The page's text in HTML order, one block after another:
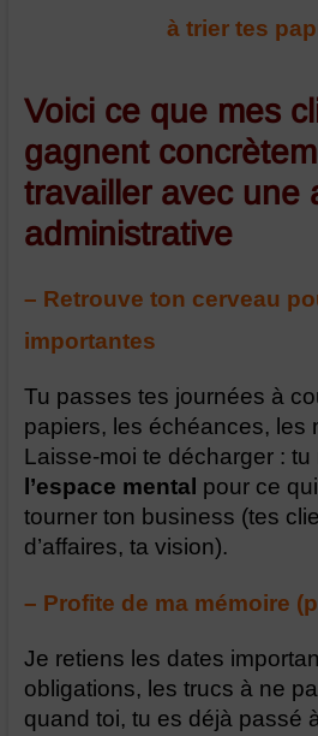
à trier tes
Voici ce que mes
gagnent
travailler avec une
administrative
– Retrouve ton cerveau
importantes
Tu passes tes journées à
papiers, les échéances, les
Laisse-moi te décharger : tu
l’espace mental pour ce
tourner ton business (tes
d’affaires, ta vision).
– Profite de ma mémoire
Je retiens les dates
obligations, les trucs à ne
quand toi, tu es déjà passé